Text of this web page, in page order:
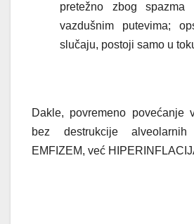
pretežno zbog
vazdušnim putevima;
slučaju, postoji samo u
Dakle, povremeno povećanje
bez destrukcije
EMFIZEM, već